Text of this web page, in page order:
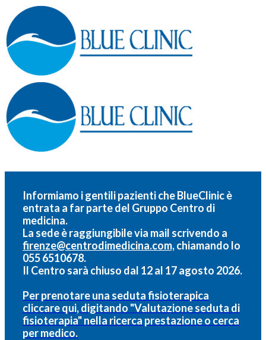
Informiamo i gentili pazienti che BlueClinic è
entrata a far parte del Gruppo Centro di
medicina.
La sede è raggiungibile via mail scrivendo a
firenze@centrodimedicina.com,chiamando lo
055 6510678.
Il Centro sarà chiuso dal 12 al 17 agosto 2026.
Per prenotare una seduta fisioterapica
cliccare qui, digitando "Valutazione seduta di
fisioterapia" nella ricerca prestazione o cerca
per medico.